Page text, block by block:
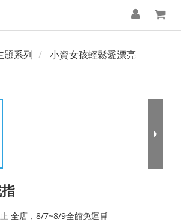
題系列 小資女孩輕鬆愛漂亮
全店，8/7~8/9全館免運🛒